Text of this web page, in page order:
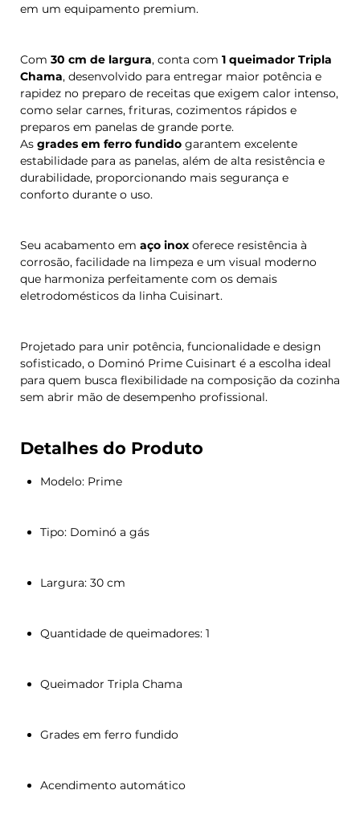
em um equipamento premium.
Com 30 cm de largura, conta com 1 queimador Tripla
Chama, desenvolvido para entregar maior potência e
rapidez no preparo de receitas que exigem calor intenso,
como selar carnes, frituras, cozimentos rápidos e
preparos em panelas de grande porte.
As grades em ferro fundidogarantem excelente
estabilidade para as panelas, além de alta resistência e
durabilidade, proporcionando mais segurança e
conforto durante o uso.
Seu acabamento em aço inoxoferece resistência à
corrosão, facilidade na limpeza e um visual moderno
que harmoniza perfeitamente com os demais
eletrodomésticos da linha Cuisinart.
Projetado para unir potência, funcionalidade e design
sofisticado, o Dominó Prime Cuisinart é a escolha ideal
para quem busca flexibilidade na composição da cozinha
sem abrir mão de desempenho profissional.
Detalhes do Produto
Modelo: Prime
Tipo: Dominó a gás
Largura: 30 cm
Quantidade de queimadores: 1
Queimador Tripla Chama
Grades em ferro fundido
Acendimento automático